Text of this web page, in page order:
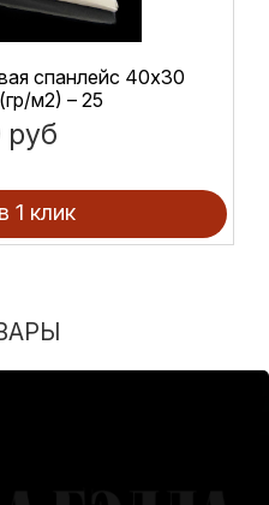
спанлейс 40х30
м2) – 25
руб
1 клик